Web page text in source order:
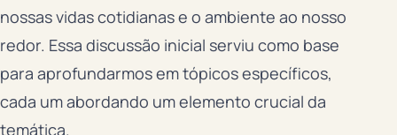
nossas vidas cotidianas e o ambiente ao nosso
redor. Essa discussão inicial serviu como base
para aprofundarmos em tópicos específicos,
cada um abordando um elemento crucial da
temática.